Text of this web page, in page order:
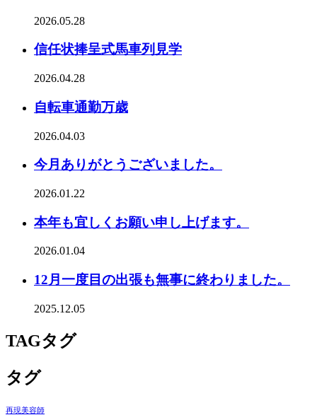
2026.05.28
信任状捧呈式馬車列見学
2026.04.28
自転車通勤万歳
2026.04.03
今月ありがとうございました。
2026.01.22
本年も宜しくお願い申し上げます。
2026.01.04
12月一度目の出張も無事に終わりました。
2025.12.05
TAGタグ
タグ
再現美容師